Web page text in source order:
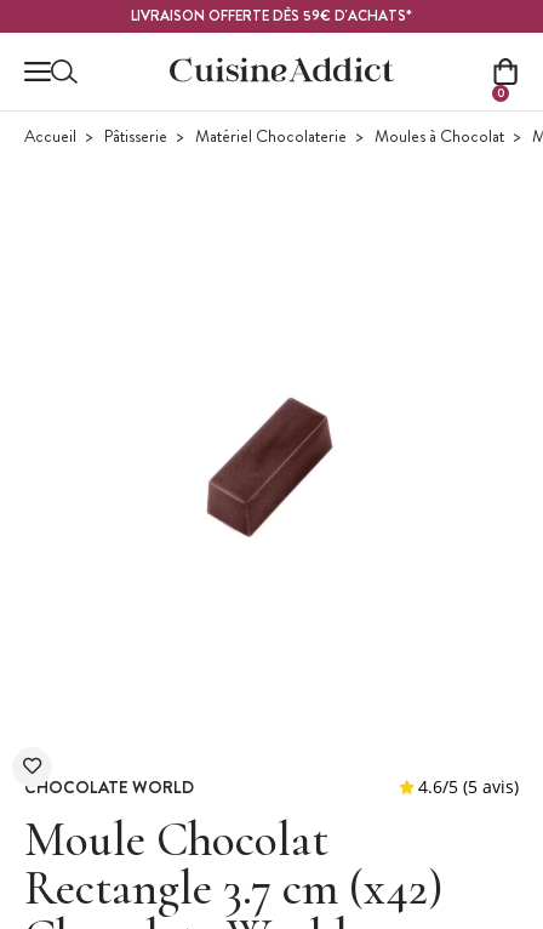
LIVRAISON OFFERTE DÈS 59€ D'ACHATS*
0
Accueil Pâtisserie Matériel Chocolaterie Moules à Chocolat
CHOCOLATE WORLD
Moule Chocolat
Rectangle 3.7 cm (x42)